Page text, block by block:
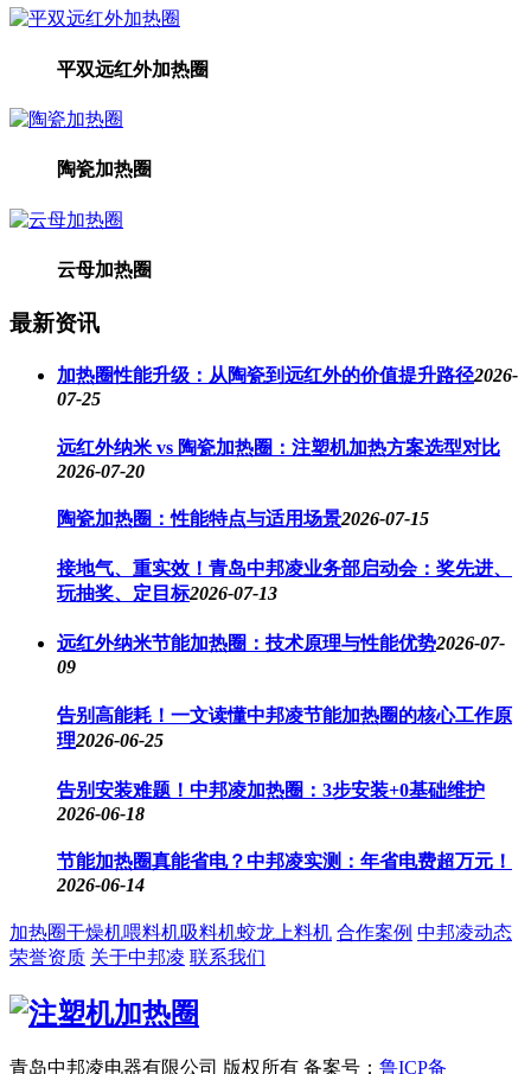
平双远红外加热圈
陶瓷加热圈
云母加热圈
最新资讯
加热圈性能升级：从陶瓷到远红外的价值提升路径2026-
07-25
远红外纳米 vs 陶瓷加热圈：注塑机加热方案选型对比
2026-07-20
陶瓷加热圈：性能特点与适用场景2026-07-15
接地气、重实效！青岛中邦凌业务部启动会：奖先进、
玩抽奖、定目标2026-07-13
远红外纳米节能加热圈：技术原理与性能优势2026-07-
09
告别高能耗！一文读懂中邦凌节能加热圈的核心工作原
理2026-06-25
告别安装难题！中邦凌加热圈：3步安装+0基础维护
2026-06-18
节能加热圈真能省电？中邦凌实测：年省电费超万元！
2026-06-14
加热圈干燥机喂料机吸料机蛟龙上料机 合作案例 中邦凌动态
荣誉资质 关于中邦凌 联系我们
青岛中邦凌电器有限公司 版权所有 备案号： 鲁ICP备